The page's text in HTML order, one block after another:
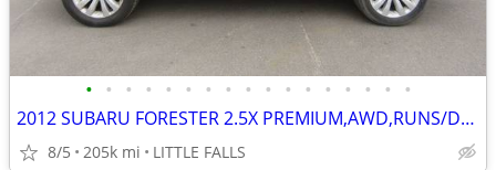
• • • • • • • • • • • • • • • • •
2012 SUBARU FORESTER 2.5X PREMIUM,AWD,RUNS/DRIVES MINT,BAD HEAD GASKET
8/5 205k mi LITTLE FALLS